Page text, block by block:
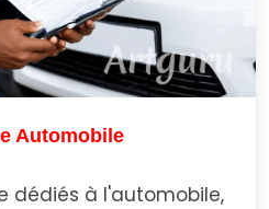
Automobile
dédiés à l'automobile,